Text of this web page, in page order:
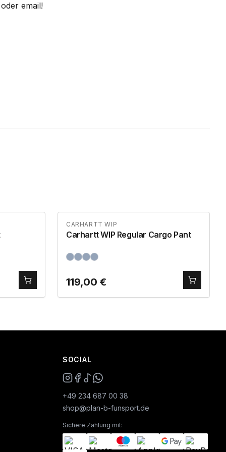
email!
CARHARTT WIP
Carhartt WIP Regular Cargo Pant
119,00 €
SOCIAL
+49 234 687 00 38
shop@plan-b-funsport.de
Sichere Zahlung mit: